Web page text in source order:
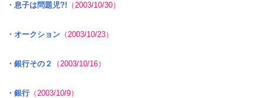
・息子は問題児?! （2003/10/30）
・オークション（2003/10/23）
・銀行その２ （2003/10/16）
・銀行（2003/10/9）